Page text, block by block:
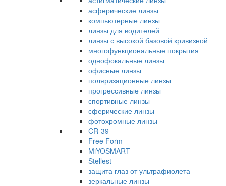
асферические линзы
компьютерные линзы
линзы для водителей
линзы с высокой базовой кривизной
многофункциональные покрытия
однофокальные линзы
офисные линзы
поляризационные линзы
прогрессивные линзы
спортивные линзы
сферические линзы
фотохромные линзы
CR-39
Free Form
MiYOSMART
Stellest
защита глаз от ультрафиолета
зеркальные линзы